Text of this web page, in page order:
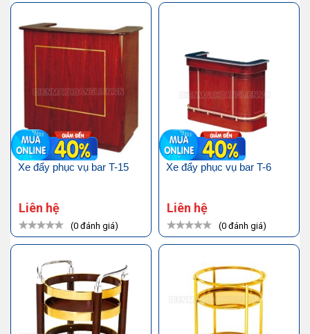
Xe đẩy phục vụ bar T-15
Liên hệ
(0 đánh giá)
Xe đẩy phục vụ bar T-6
Liên hệ
(0 đánh giá)